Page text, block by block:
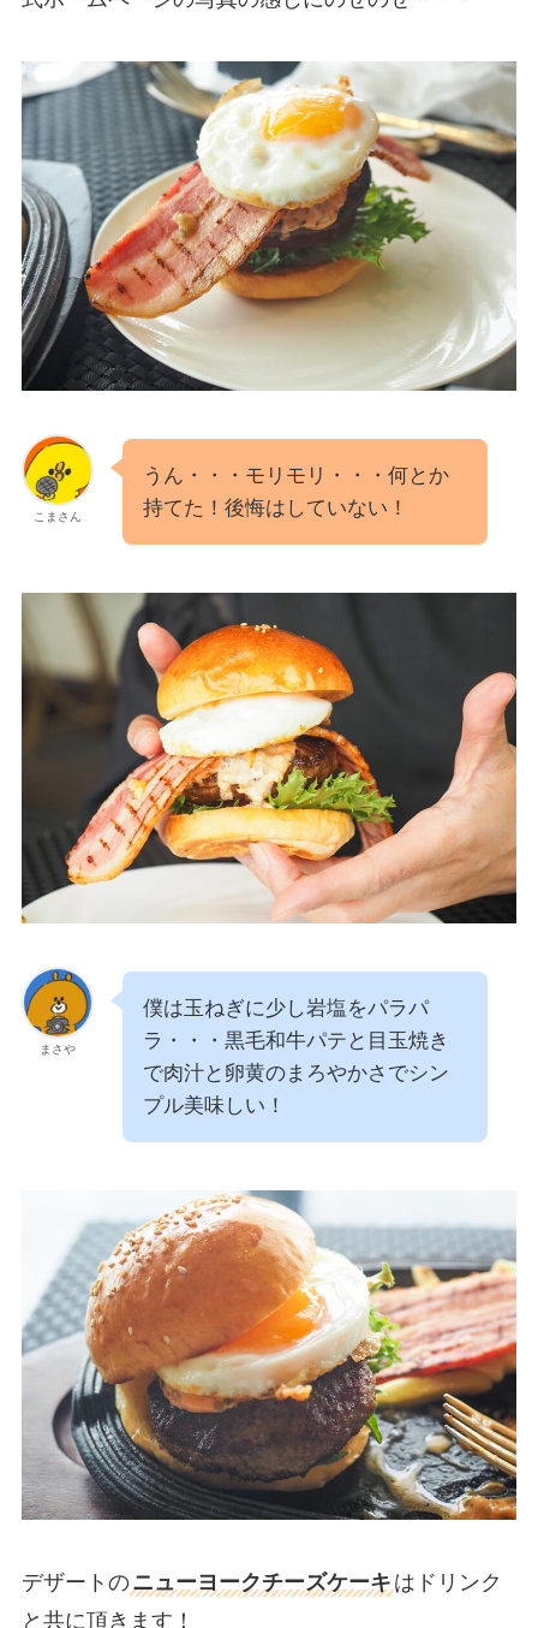
こまさん
うん・・・モリモリ・・・何とか
持てた！後悔はしていない！
まさや
僕は玉ねぎに少し岩塩をパラパ
ラ・・・黒毛和牛パテと目玉焼き
で肉汁と卵黄のまろやかさでシン
プル美味しい！
デザートのニューヨークチーズケーキ はドリンク
と共に頂きます！